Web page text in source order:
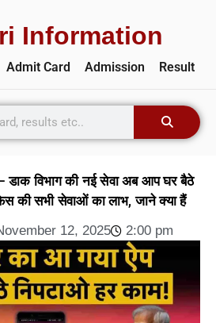
Information
Admit Card Admission Result
विभाग की नई सेवा अब आप घर बैठे
की सभी सेवाओं का लाभ, जाने क्या हैं
12, 2025 2:00 pm